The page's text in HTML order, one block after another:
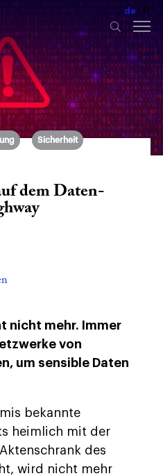
de fr
Sicherheit
dem Daten-
nicht mehr. Immer
von
um sensible Daten
bekannte
heimlich mit der
des
wird nicht mehr